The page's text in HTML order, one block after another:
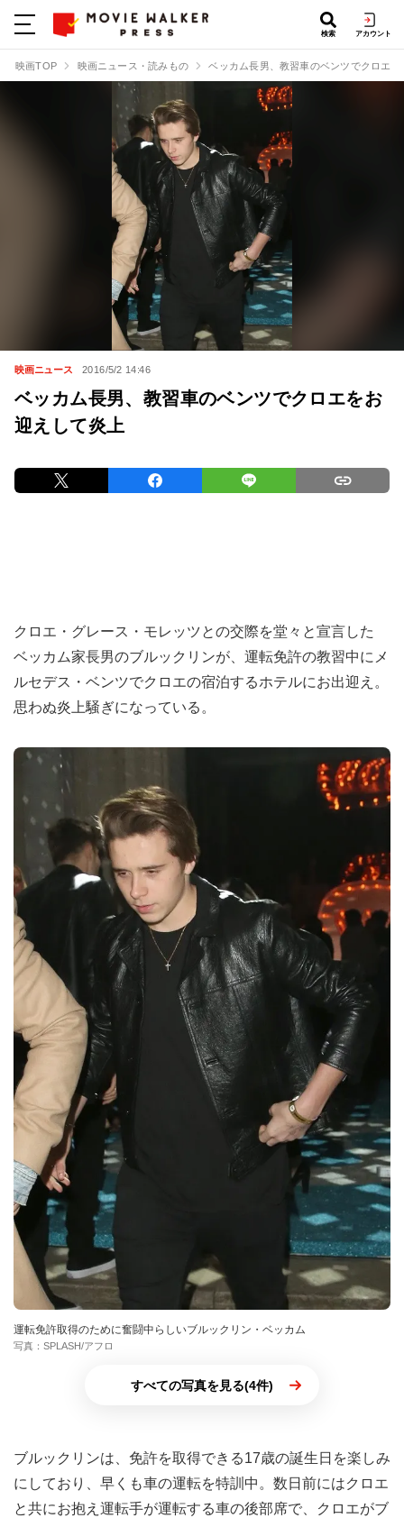
検索 アカウント
映画TOP 映画ニュース・読みもの ベッカム長男、教習車のベンツでクロエ
映画ニュース 2016/5/2 14:46
ベッカム長男、教習車のベンツでクロエをお
迎えして炎上
クロエ・グレース・モレッツとの交際を堂々と宣言した
ベッカム家長男のブルックリンが、運転免許の教習中にメ
ルセデス・ベンツでクロエの宿泊するホテルにお出迎え。
思わぬ炎上騒ぎになっている。
運転免許取得のために奮闘中らしいブルックリン・ベッカム
写真：SPLASH/アフロ
すべての写真を見る(4件)
ブルックリンは、免許を取得できる17歳の誕生日を楽しみ
にしており、早くも車の運転を特訓中。数日前にはクロエ
と共にお抱え運転手が運転する車の後部席で、クロエがブ